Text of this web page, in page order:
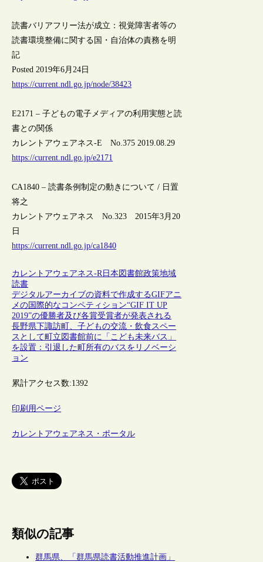
読書バリアフリー法が成立：視覚障害者等の
読書環境整備に関する国・自治体の責務を明
記
Posted 2019年6月24日
https://current.ndl.go.jp/node/38423
E2171 – 子どもの電子メディアの利用実態と読
書との関係
カレントアウェアネス-E No.375 2019.08.29
https://current.ndl.go.jp/e2171
CA1840 – 読書条例制定の動きについて / 日置
将之
カレントアウェアネス No.323 2015年3月20
日
https://current.ndl.go.jp/ca1840
カレントアウェアネス-R 日本図書館政策地域
読書
デジタルアーカイブの資料で作成するGIFアニ
メの国際的なコンペティション“GIF IT UP
2019”の優勝者及び各賞受賞者が発表される
長野県下諏訪町、子どもの交流・飲食スペー
スとして町立図書館前に「こども未来バス」
を設置：引退した町所有のバスをリノベーシ
ョン
累計アクセス数:1392
印刷用ページ
カレントアウェアネス・ポータル
類似の記事
群馬県、「群馬県読書活動推進計画」